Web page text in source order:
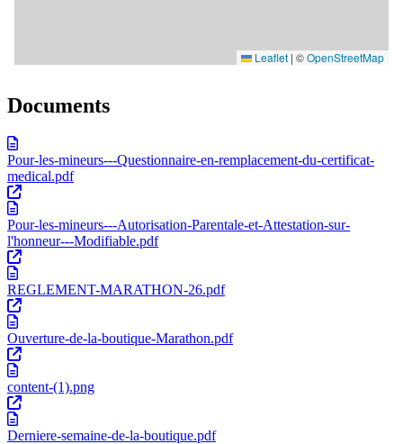
Documents
Pour-les-mineurs---Questionnaire-en-remplacement-du-certificat-
medical.pdf
Pour-les-mineurs---Autorisation-Parentale-et-Attestation-sur-
l'honneur---Modifiable.pdf
REGLEMENT-MARATHON-26.pdf
Ouverture-de-la-boutique-Marathon.pdf
content-(1).png
Derniere-semaine-de-la-boutique.pdf